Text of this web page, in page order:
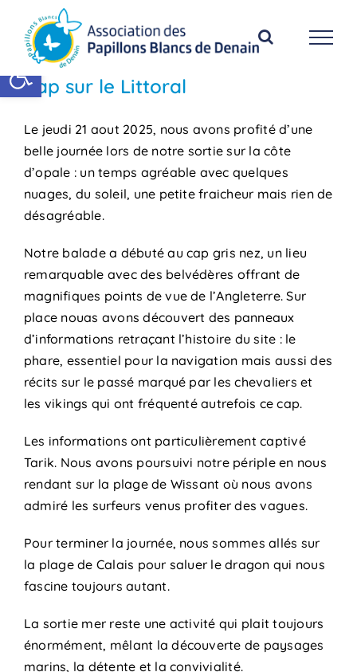
Ouvrir la barre d’outils
contenu
Cap sur le Littoral
Le jeudi 21 aout 2025, nous avons profité d’une
belle journée lors de notre sortie sur la côte
d’opale : un temps agréable avec quelques
nuages, du soleil, une petite fraicheur mais rien de
désagréable.
Notre balade a débuté au cap gris nez, un lieu
remarquable avec des belvédères offrant de
magnifiques points de vue de l’Angleterre. Sur
place nouas avons découvert des panneaux
d’informations retraçant l’histoire du site : le
phare, essentiel pour la navigation mais aussi des
récits sur le passé marqué par les chevaliers et
les vikings qui ont fréquenté autrefois ce cap.
Les informations ont particulièrement captivé
Tarik. Nous avons poursuivi notre périple en nous
rendant sur la plage de Wissant où nous avons
admiré les surfeurs venus profiter des vagues.
Pour terminer la journée, nous sommes allés sur
la plage de Calais pour saluer le dragon qui nous
fascine toujours autant.
La sortie mer reste une activité qui plait toujours
énormément, mêlant la découverte de paysages
marins, la détente et la convivialité.